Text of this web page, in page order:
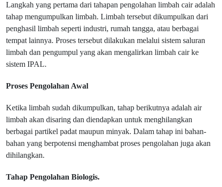
Langkah yang pertama dari tahapan pengolahan limbah cair adalah
tahap mengumpulkan limbah. Limbah tersebut dikumpulkan dari
penghasil limbah seperti industri, rumah tangga, atau berbagai
tempat lainnya. Proses tersebut dilakukan melalui sistem saluran
limbah dan pengumpul yang akan mengalirkan limbah cair ke
sistem IPAL.
Proses Pengolahan Awal
Ketika limbah sudah dikumpulkan, tahap berikutnya adalah air
limbah akan disaring dan diendapkan untuk menghilangkan
berbagai partikel padat maupun minyak. Dalam tahap ini bahan-
bahan yang berpotensi menghambat proses pengolahan juga akan
dihilangkan.
Tahap Pengolahan Biologis.